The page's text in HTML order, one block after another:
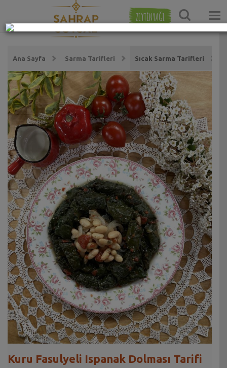
ZEYTİNYAĞI
Ana Sayfa Sarma Tarifleri Sıcak Sarma Tarifleri
Kuru Fasulyeli Ispanak Dolması Tarifi